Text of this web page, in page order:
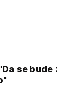
se bude